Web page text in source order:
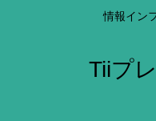
情報イン
Tiiプ